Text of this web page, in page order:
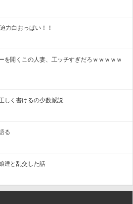
力白おっぱい！！
を開くこの人妻、工ッチすぎだろｗｗｗｗｗ
しく書けるの少数派説
る
達と乱交した話